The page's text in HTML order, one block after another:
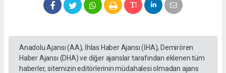
Anadolu Ajansı (AA), İhlas Haber Ajansı (İHA), Demirören
Haber Ajansı (DHA) ve diğer ajanslar tarafından eklenen tüm
haberler, sitemizin editörlerinin müdahalesi olmadan ajans